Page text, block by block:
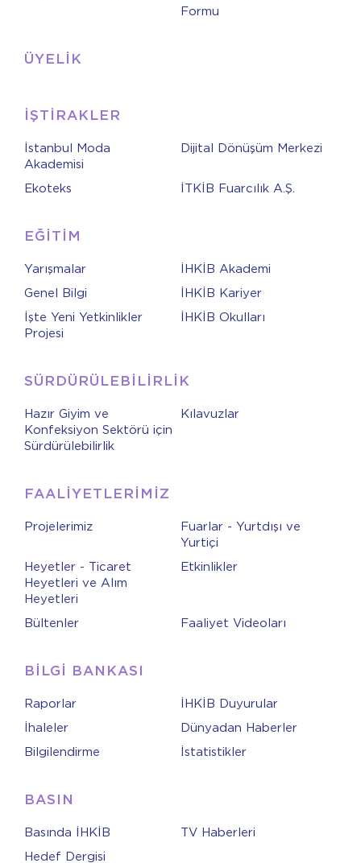
Formu
ÜYELİK
İŞTİRAKLER
İstanbul Moda
Akademisi
Dijital Dönüşüm Merkezi
Ekoteks İTKİB Fuarcılık A.Ş.
EĞİTİM
Yarışmalar
İHKİB Akademi
Genel Bilgi
İHKİB Kariyer
İşte Yeni Yetkinlikler
Projesi
İHKİB Okulları
SÜRDÜRÜLEBİLİRLİK
Hazır Giyim ve
Konfeksiyon Sektörü için
Sürdürülebilirlik
Kılavuzlar
FAALİYETLERİMİZ
Projelerimiz
Fuarlar - Yurtdışı ve
Yurtiçi
Heyetler - Ticaret
Heyetleri ve Alım
Heyetleri
Etkinlikler
Bültenler Faaliyet Videoları
BİLGİ BANKASI
Raporlar
İHKİB Duyurular
İhaleler
Dünyadan Haberler
Bilgilendirme
İstatistikler
BASIN
Basında İHKİB
TV Haberleri
Hedef Dergisi